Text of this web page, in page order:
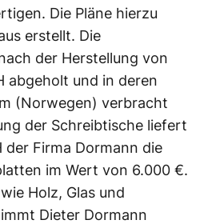
Die Pläne hierzu
erstellt. Die
der Herstellung von
abgeholt und in deren
(Norwegen) verbracht
der Schreibtische liefert
der Firma Dormann die
im Wert von 6.000 €.
Holz, Glas und
Dieter Dormann